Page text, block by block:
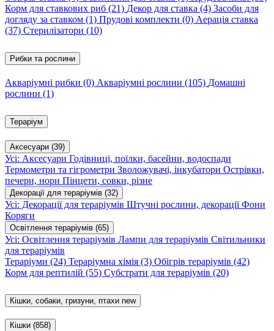
Корм для ставкових риб (21) Декор для ставка (4) Засоби для
догляду за ставком (1) Прудові комплекти (0) Аерація ставка
(37) Стерилізатори (10)
Рибки та рослини
Акваріумні рибки (0) Акваріумні рослини (105) Домашні
рослини (1)
Тераріум
Аксесуари (39)
Усі: Аксесуари Годівниці, поїлки, басейни, водоспади
Термометри та гігрометри Зволожувачі, інкубатори Острівки,
печери, нори Пінцети, совки, різне
Декорації для тераріумів (32)
Усі: Декорації для тераріумів Штучні рослини, декораціїФони
Коряги
Освітлення тераріумів (65)
Усі: Освітлення тераріумів Лампи для тераріумів Світильники
для тераріумів
Тераріуми (24) Тераріумна хімія (3) Обігрів тераріумів (42)
Корм для рептилій (55) Субстрати для тераріумів (20)
Кішки, собаки, гризуни, птахи new
Кішки (858)